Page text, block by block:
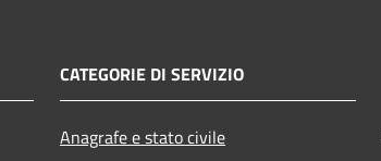
CATEGORIE DI SERVIZIO
Anagrafe e stato civile